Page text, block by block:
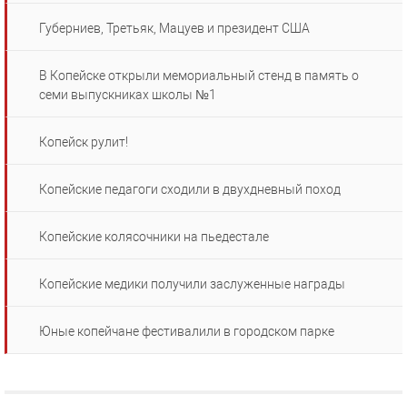
Губерниев, Третьяк, Мацуев и президент США
В Копейске открыли мемориальный стенд в память о
семи выпускниках школы №1
Копейск рулит!
Копейские педагоги сходили в двухдневный поход
Копейские колясочники на пьедестале
Копейские медики получили заслуженные награды
Юные копейчане фестивалили в городском парке